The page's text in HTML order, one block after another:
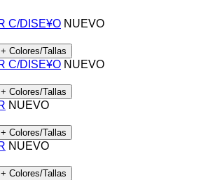
NUEVO
+ Colores/Tallas
NUEVO
+ Colores/Tallas
NUEVO
+ Colores/Tallas
NUEVO
+ Colores/Tallas